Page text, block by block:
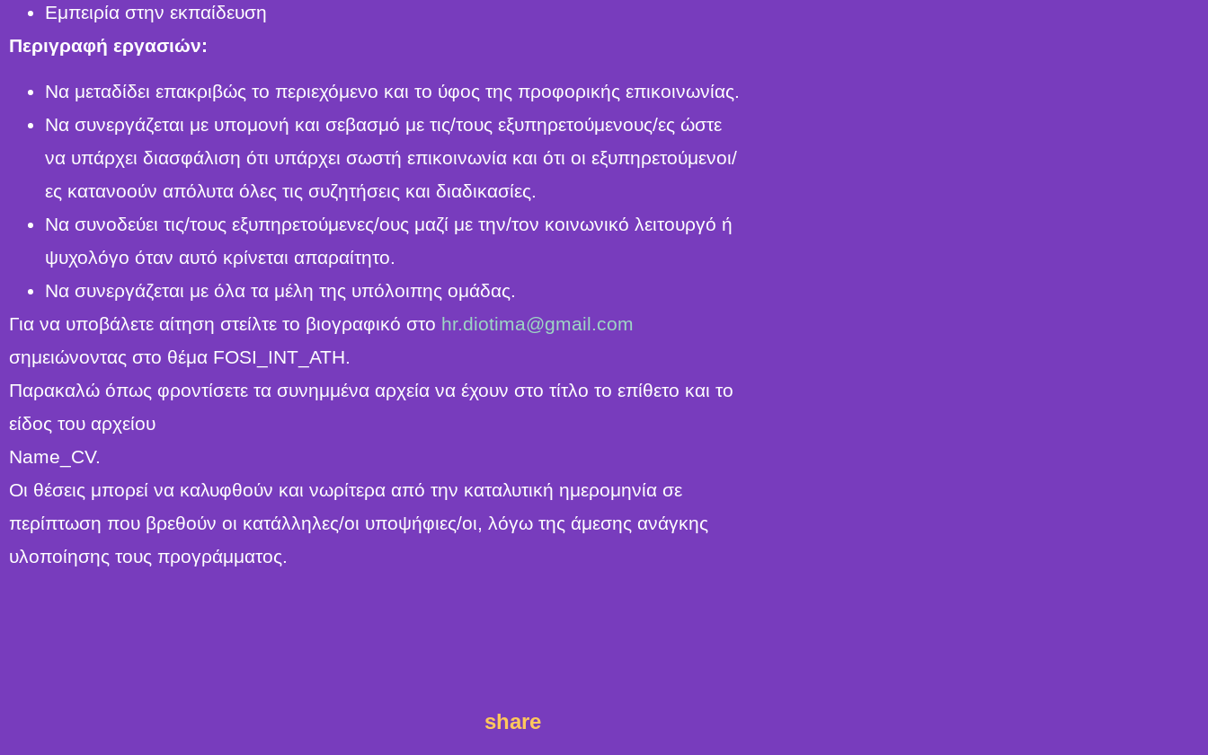
Εμπειρία στην εκπαίδευση
Περιγραφή εργασιών:
Να μεταδίδει επακριβώς το περιεχόμενο και το ύφος της προφορικής επικοινωνίας.
Να συνεργάζεται με υπομονή και σεβασμό με τις/τους εξυπηρετούμενους/ες ώστε
να υπάρχει διασφάλιση ότι υπάρχει σωστή επικοινωνία και ότι οι εξυπηρετούμενοι/
ες κατανοούν απόλυτα όλες τις συζητήσεις και διαδικασίες.
Να συνοδεύει τις/τους εξυπηρετούμενες/ους μαζί με την/τον κοινωνικό λειτουργό ή
ψυχολόγο όταν αυτό κρίνεται απαραίτητο.
Να συνεργάζεται με όλα τα μέλη της υπόλοιπης ομάδας.
Για να υποβάλετε αίτηση στείλτε το βιογραφικό στο hr.diotima@gmail.com
σημειώνοντας στο θέμα FOSI_INT_ATH.
Παρακαλώ όπως φροντίσετε τα συνημμένα αρχεία να έχουν στο τίτλο το επίθετο και το
είδος του αρχείου
Name_CV.
Οι θέσεις μπορεί να καλυφθούν και νωρίτερα από την καταλυτική ημερομηνία σε
περίπτωση που βρεθούν οι κατάλληλες/οι υποψήφιες/οι, λόγω της άμεσης ανάγκης
υλοποίησης τους προγράμματος.
share